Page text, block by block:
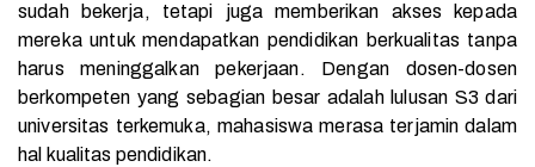
sudah bekerja, tetapi juga memberikan akses kepada
mereka untuk mendapatkan pendidikan berkualitas tanpa
harus meninggalkan pekerjaan. Dengan dosen-dosen
berkompeten yang sebagian besar adalah lulusan S3 dari
universitas terkemuka, mahasiswa merasa terjamin dalam
hal kualitas pendidikan.